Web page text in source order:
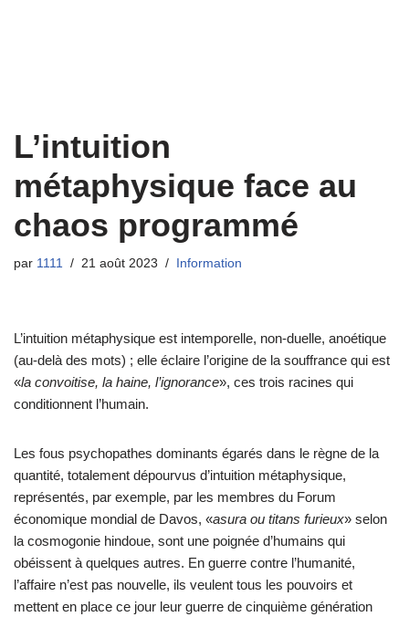
L’intuition
métaphysique face au
chaos programmé
par 1111 21 août 2023 Information
L’intuition métaphysique est intemporelle, non-duelle, anoétique
(au-delà des mots) ; elle éclaire l’origine de la souffrance qui est
«la convoitise, la haine, l’ignorance», ces trois racines qui
conditionnent l’humain.
Les fous psychopathes dominants égarés dans le règne de la
quantité, totalement dépourvus d’intuition métaphysique,
représentés, par exemple, par les membres du Forum
économique mondial de Davos, «asura ou titans furieux» selon
la cosmogonie hindoue, sont une poignée d’humains qui
obéissent à quelques autres. En guerre contre l’humanité,
l’affaire n’est pas nouvelle, ils veulent tous les pouvoirs et
mettent en place ce jour leur guerre de cinquième génération